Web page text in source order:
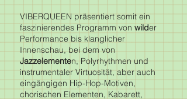
VIBERQUEEN präsentiert somit ein
faszinierendes Programm von wilder
Performance bis klanglicher
Innenschau, bei dem von
Jazzelementen, Polyrhythmen und
instrumentaler Virtuosität, aber auch
eingängigen Hip-Hop-Motiven,
chorischen Elementen, Kabarett,